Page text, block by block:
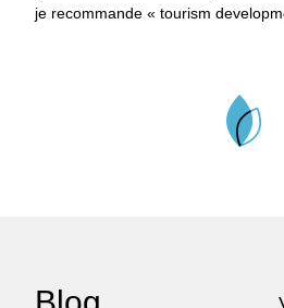
je recommande « tourism